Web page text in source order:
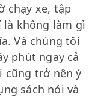
chạy xe, tập
là không làm gì
Và chúng tôi
phút ngay cả
cũng trở nên ý
sách nói và